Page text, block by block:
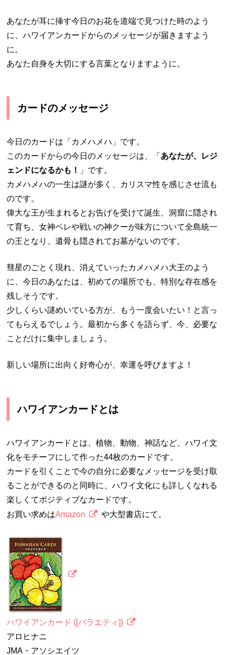
あなたが耳に挿す今日のお花を道端で見つけた時のよう
に、ハワイアンカードからのメッセージが届きますよう
に。
あなた自身を大切にする言葉となりますように。
カードのメッセージ
今日のカードは「カメハメハ」です。
このカードからの今日のメッセージは、「 あなたが、レジ
ェンドになるかも！
」です。
カメハメハの一生は謎が多く、カリスマ性を感じさせ流も
のです。
偉大な王が生まれるとお告げを受けて誕生、洞窟に隠され
て育ち、女神ペレや戦いの神クーが味方について全島統一
の王となり、遺骨も隠されてお墓がないのです。
彗星のごとく現れ、消えていったカメハメハ大王のよう
に、今日のあなたは、初めての場所でも、特別な存在感を
残しそうです。
少しくらい謎めいている方が、もう一度会いたい！と言っ
てもらえるでしょう。最初から多くを語らず、今、必要な
ことだけに集中しましょう。
新しい場所に出向く好奇心が、幸運を呼びますよ！
ハワイアンカードとは
ハワイアンカードとは、植物、動物、神話など、ハワイ文
化をモチーフにして作った44枚のカードです。
カードを引くことで今の自分に必要なメッセージを受け取
ることができるのと同時に、ハワイ文化にも詳しくなれる
楽しくてポジティブなカードです。
お買い求めはAmazon や大型書店にて。
ハワイアンカード ([バラエティ])
アロヒナニ
JMA・アソシエイツ